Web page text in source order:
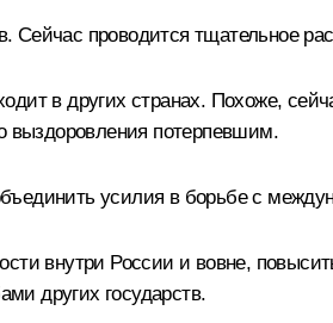
проводится тщательное
в других странах. Похоже,
выздоровления потерпевшим.
усилия в борьбе с
внутри России и вовне,
других государств.